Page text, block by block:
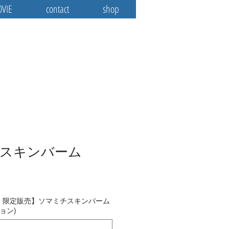
contact shop
キンバーム
定販売】ソマミチスキンバーム
ン)